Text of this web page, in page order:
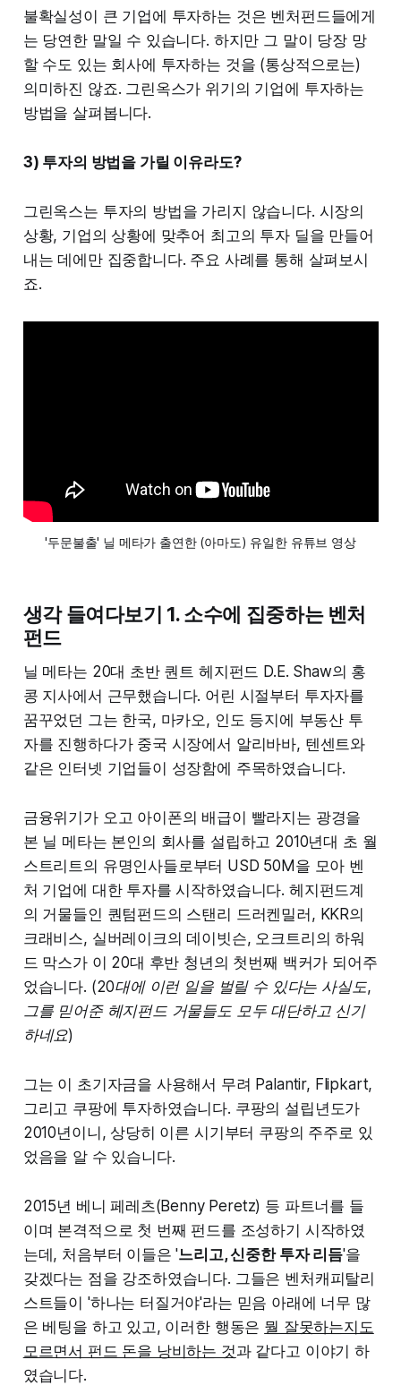
불확실성이 큰 기업에 투자하는 것은 벤처펀드들에게
는 당연한 말일 수 있습니다. 하지만 그 말이 당장 망
할 수도 있는 회사에 투자하는 것을 (통상적으로는)
의미하진 않죠. 그린옥스가 위기의 기업에 투자하는
방법을 살펴봅니다.
3) 투자의 방법을 가릴 이유라도?
그린옥스는 투자의 방법을 가리지 않습니다. 시장의
상황, 기업의 상황에 맞추어 최고의 투자 딜을 만들어
내는 데에만 집중합니다. 주요 사례를 통해 살펴보시
죠.
'두문불출' 닐 메타가 출연한 (아마도) 유일한 유튜브 영상
생각 들여다보기 1. 소수에 집중하는 벤처
펀드
닐 메타는 20대 초반 퀀트 헤지펀드 D.E. Shaw의 홍
콩 지사에서 근무했습니다. 어린 시절부터 투자자를
꿈꾸었던 그는 한국, 마카오, 인도 등지에 부동산 투
자를 진행하다가 중국 시장에서 알리바바, 텐센트와
같은 인터넷 기업들이 성장함에 주목하였습니다.
금융위기가 오고 아이폰의 배급이 빨라지는 광경을
본 닐 메타는 본인의 회사를 설립하고 2010년대 초 월
스트리트의 유명인사들로부터 USD 50M을 모아 벤
처 기업에 대한 투자를 시작하였습니다. 헤지펀드계
의 거물들인 퀀텀펀드의 스탠리 드러켄밀러, KKR의
크래비스, 실버레이크의 데이빗슨, 오크트리의 하워
드 막스가 이 20대 후반 청년의 첫번째 백커가 되어주
었습니다. (20대에 이런 일을 벌릴 수 있다는 사실도,
그를 믿어준 헤지펀드 거물들도 모두 대단하고 신기
하네요)
그는 이 초기자금을 사용해서 무려 Palantir, Flipkart,
그리고 쿠팡에 투자하였습니다. 쿠팡의 설립년도가
2010년이니, 상당히 이른 시기부터 쿠팡의 주주로 있
었음을 알 수 있습니다.
2015년 베니 페레츠(Benny Peretz) 등 파트너를 들
이며 본격적으로 첫 번째 펀드를 조성하기 시작하였
는데, 처음부터 이들은 '느리고, 신중한 투자 리듬'을
갖겠다는 점을 강조하였습니다. 그들은 벤처캐피탈리
스트들이 '하나는 터질거야'라는 믿음 아래에 너무 많
은 베팅을 하고 있고, 이러한 행동은 뭘 잘못하는지도
모르면서 펀드 돈을 낭비하는 것과 같다고 이야기 하
였습니다.